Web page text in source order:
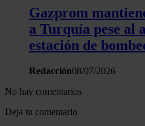
Gazprom
a Turquía pese al
estación de
Redacción08/07/2026
No hay comentarios
Deja tu comentario